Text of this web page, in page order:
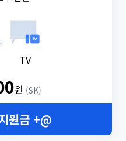
TV
원 (SK)
원금 +@